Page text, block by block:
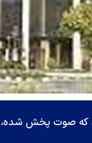
که صوت پخش شده،